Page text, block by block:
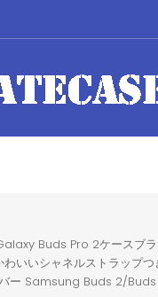
Buds Pro 2ケースブ
いいシャネルストラップ
ー Samsung Buds 2/